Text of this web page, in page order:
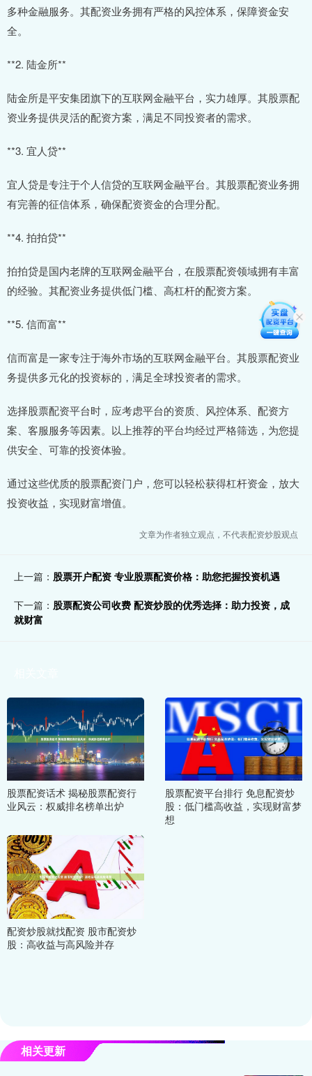
多种金融服务。其配资业务拥有严格的风控体系，保障资金安
全。
**2. 陆金所**
陆金所是平安集团旗下的互联网金融平台，实力雄厚。其股票配
资业务提供灵活的配资方案，满足不同投资者的需求。
**3. 宜人贷**
宜人贷是专注于个人信贷的互联网金融平台。其股票配资业务拥
有完善的征信体系，确保配资资金的合理分配。
**4. 拍拍贷**
拍拍贷是国内老牌的互联网金融平台，在股票配资领域拥有丰富
的经验。其配资业务提供低门槛、高杠杆的配资方案。
**5. 信而富**
信而富是一家专注于海外市场的互联网金融平台。其股票配资业
务提供多元化的投资标的，满足全球投资者的需求。
选择股票配资平台时，应考虑平台的资质、风控体系、配资方
案、客服服务等因素。以上推荐的平台均经过严格筛选，为您提
供安全、可靠的投资体验。
通过这些优质的股票配资门户，您可以轻松获得杠杆资金，放大
投资收益，实现财富增值。
文章为作者独立观点，不代表配资炒股观点
上一篇： 股票开户配资 专业股票配资价格：助您把握投资机遇
下一篇： 股票配资公司收费 配资炒股的优秀选择：助力投资，成
就财富
股票配资话术 揭秘股票配资行
业风云：权威排名榜单出炉
股票配资平台排行 免息配资炒
股：低门槛高收益，实现财富梦
想
配资炒股就找配资 股市配资炒
股：高收益与高风险并存
相关更新